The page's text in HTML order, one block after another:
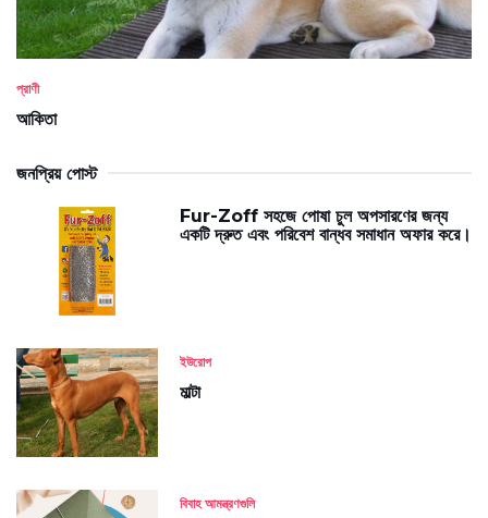
প্রাণী
আকিতা
জনপ্রিয় পোস্ট
Fur-Zoff সহজে পোষা চুল অপসারণের জন্য
একটি দ্রুত এবং পরিবেশ বান্ধব সমাধান অফার করে।
ইউরোপ
মাল্টা
বিবাহ আমন্ত্রণগুলি